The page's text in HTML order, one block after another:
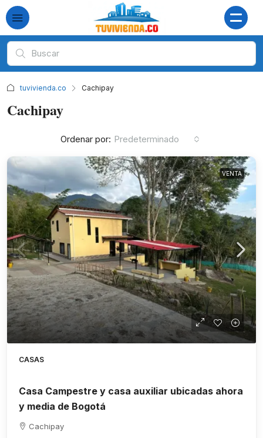
tuvivienda.co Cachipay
Cachipay
Ordenar por: Predeterminado
VENTA
CASAS
Casa Campestre y casa auxiliar ubicadas ahora
y media de Bogotá
Cachipay